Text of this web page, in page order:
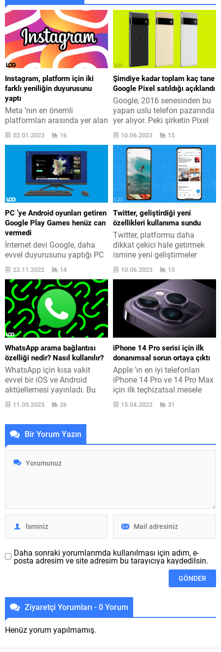
Instagram, platform için iki
farklı yeniliğin duyurusunu
yaptı
Meta ’nın en önemli
platformları arasında yer alan
Instagram için bugün iki
farklı yeniliğin resmi
duyurusu yapıldı. Bu
duyuruları sık sık karşımıza
çıkan Instagram ’ın başındaki
isim Adam Mosseri
gerçekleştirdi. Aşağıdaki
paylaşımda video olarak da
izleyebileceğiniz yeniliklerin
ilki, içerik zamanlama desteği
oldu. Bu çok uzun zamandır
beklenen ve geç kaldığı...
02.01.2023 16
Şimdiye kadar toplam kaç tane
Google Pixel satıldığı açıklandı
Google, 2016 senesinden bu
yapan uslu telefon pazarında
yer alıyor. Peki şirketin Pixel
serisi modelleri şimdiye kadar
ne kadar sattı? Google imzalı
Pixel uslu telefon
modellerinin arkasında
esasen HTC yer alıyor. 1,1
milyar dolara HTC ’nin
telefon tarafını satın alan
şirket, bu takım üzerinden
hayat bulan telefonlar ile
büyük satış...
10.06.2023 15
PC ’ye Android oyunları getiren
Google Play Games henüz can
vermedi
İnternet devi Google, daha
evvel duyurusunu yaptığı PC
için Google Play Games için
beta testlerini genişletme
kararı aldı. 9 Aralık 2021
tarihinde bir tanıtım yapan
Google, bu tanıtım
kapsamında Android
oyunlarını Google Play
Games uygulaması ile PC ’ye
getireceğini duyurmuştu. İşte
bu adım sonunda geçtiğimiz
sene atılmış ve süreç için...
23.11.2022 14
Twitter, geliştirdiği yeni
özellikleri kullanıma sundu
Twitter, platformu daha
dikkat çekici hale getirmek
ismine yeni geliştirmeler
yapıyor. Bugün iki yeni ilan
geçildi. TikTok platformunun
getirdiği yeni alışkanlıkları
birçok diğer ad gibi yakından
takip eden Twitter, geçtiğimiz
hafta test edilen yeni özelliği
bugün kullanıma sundu. Artık
platformda videoların üzerine
basıldığı zaman bütün ekran
haline getirilecek, video
üstünde yukarıya...
10.06.2023 15
WhatsApp arama bağlantısı
özelliği nedir? Nasıl kullanılır?
WhatsApp için kısa vakit
evvel bir iOS ve Android
aktüellemesi yayınladı. Bu
aktüelleme ile WhatsApp
arama bağlantısı özelliği de
evvel beta testleri üzerinden
bildiğimiz, etkin olarak uzun
zamandır test edilen birçok
özellik geçtiğimiz günlerde
iOS ve Android
11.05.2023 26
iPhone 14 Pro serisi için ilk
donanımsal sorun ortaya çıktı
Apple ’ın en iyi telefonları
iPhone 14 Pro ve 14 Pro Max
için ilk teçhizatsal mesele
ortaya çıktı. Problem kamera
kaynaklı. Yeni ailenin Türkiye
kullanıcıda görülen bir
15.04.2023 31
Bir Yorum Yazın
Daha sonraki yorumlarımda kullanılması için adım, e-
posta adresim ve site adresim bu tarayıcıya kaydedilsin.
Ziyaretçi Yorumları - 0 Yorum
Henüz yorum yapılmamış.